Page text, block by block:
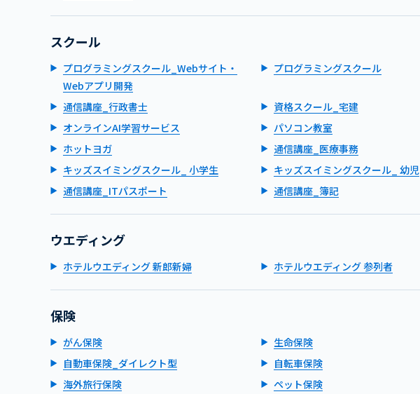
スクール
プログラミングスクール_Webサイト・
Webアプリ開発
プログラミングスクール
通信講座_行政書士 資格スクール_宅建
オンラインAI学習サービス
パソコン教室
ホットヨガ
通信講座_医療事務
キッズスイミングスクール_ 小学生
キッズスイミングスクール_ 幼児
通信講座_ITパスポート
通信講座_簿記
ウエディング
ホテルウエディング 新郎新婦 ホテルウエディング 参列者
保険
がん保険 生命保険
自動車保険_ダイレクト型
自転車保険
海外旅行保険
ペット保険